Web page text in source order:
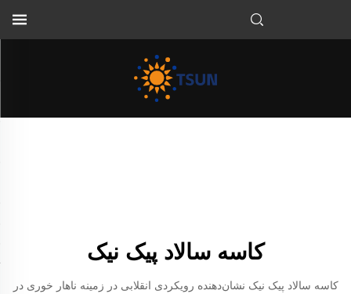
کاسه سالاد پیک نیک
کاسه سالاد پیک نیک نشان‌دهنده رویکردی انقلابی در زمینه ناهار خوری در